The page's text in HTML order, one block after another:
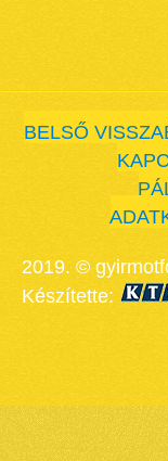
BELSŐ
2019. ©
Készítette: